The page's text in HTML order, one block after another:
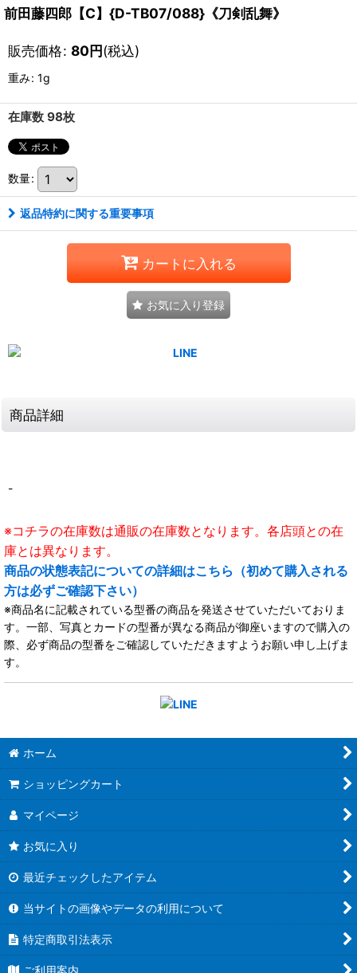
前田藤四郎【C】{D-TB07/088}《刀剣乱舞》
販売価格: 80円(税込)
重み: 1g
在庫数 98枚
数量:
返品特約に関する重要事項
カートに入れる
お気に入り登録
商品詳細
-
※コチラの在庫数は通販の在庫数となります。各店頭との在
庫とは異なります。
商品の状態表記についての詳細はこちら（初めて購入される
方は必ずご確認下さい）
※商品名に記載されている型番の商品を発送させていただいておりま
す。一部、写真とカードの型番が異なる商品が御座いますので購入の
際、必ず商品の型番をご確認していただきますようお願い申し上げま
す。
ホーム
ショッピングカート
マイページ
お気に入り
最近チェックしたアイテム
当サイトの画像やデータの利用について
特定商取引法表示